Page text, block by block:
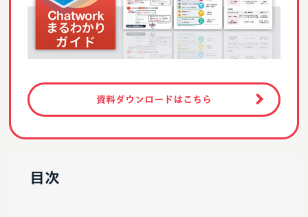
資料ダウンロードはこちら
目次